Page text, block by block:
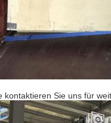
kontaktieren Sie uns für